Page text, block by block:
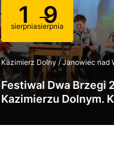
1
sierpnia 9
sierpnia
Kazimierz Dolny / Janowiec nad
Festiwal Dwa Brzegi
Kazimierzu Dolnym.
Zobacz